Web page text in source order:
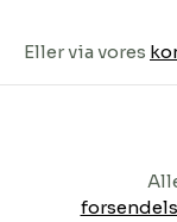
Eller via vores